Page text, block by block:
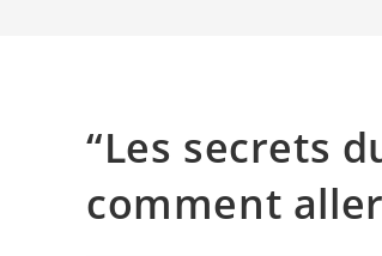
“Les secrets
comment